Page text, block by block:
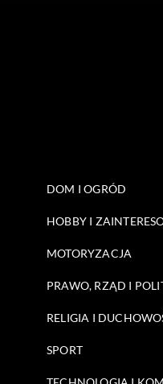
DOM I OGRÓD
HOBBY I
MOTORYZACJA
PRAWO, RZĄD I
RELIGIA I
SPORT